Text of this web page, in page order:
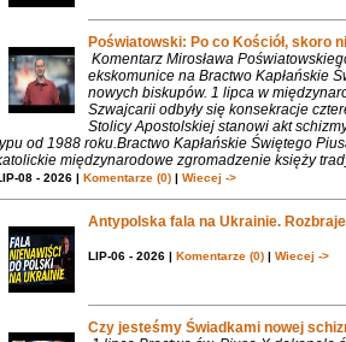
Poświatowski: Po co Kościół, skoro
Komentarz Mirosława
ekskomunice na Bractwo Kapłańskie
nowych biskupów. 1 lipca w
Szwajcarii odbyły się konsekracje
Stolicy Apostolskiej stanowi akt
od 1988 roku.Bractwo Kapłańskie Świętego
międzynarodowe zgromadzenie księży
08 - 2026 | Komentarze (0)| Wiecej ->
Antypolska fala na Ukrainie.
LIP-06 - 2026 | Komentarze (0)| Wiecej ->
Czy jesteśmy Świadkami nowej